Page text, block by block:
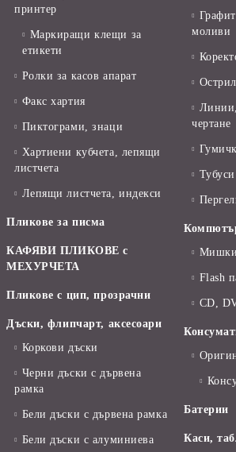
принтер
Маркиращи клещи за
етикети
Ролки за касов апарат
Факс хартия
Пиктограми, знаци
Хартиени кубчета, лепящи
листчета
Лепящи листчета, индекси
Пликове за писма
КАФЯВИ ПЛИКОВЕ с
МЕХУРЧЕТА
Пликове с цип, прозрачни
Дъски, флипчарт, аксесоари
Коркови дъски
Черни дъски с дървена
рамка
Бели дъски с дървена рамка
Бели дъски с алуминиева
моливи
чертане
Тубуси
Мишки
Flash
CD,
Батерии
Каси,